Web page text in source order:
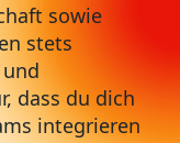
sowie
stets
dass du dich
integrieren